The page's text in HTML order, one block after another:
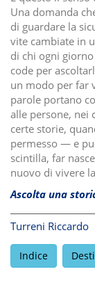
Una domanda
di guardare la
vite cambiate in
di chi ogni
code per
un modo per far
parole portano
alle persone, nei
certe storie,
permesso — e
scintilla, far
nuovo di vivere
Ascolta una
Turreni Riccardo
Indice